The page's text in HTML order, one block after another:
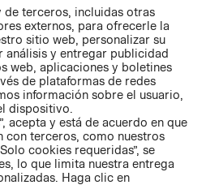
POLÍTICA
terceros, incluidas otras
externos, para ofrecerle la
sitio web, personalizar su
análisis y entregar publicidad
web, aplicaciones y boletines
de plataformas de redes
información sobre el usuario,
dispositivo.
acepta y está de acuerdo en que
con terceros, como nuestros
cookies requeridas”, se
lo que limita nuestra entrega
Haga clic en